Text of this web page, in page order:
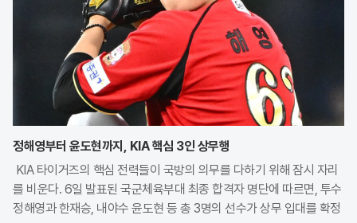
정해영부터 윤도현까지, KIA 핵심 3인 상무행
KIA 타이거즈의 핵심 전력들이 국방의 의무를 다하기 위해 잠시 자리
를 비운다. 6일 발표된 국군체육부대 최종 합격자 명단에 따르면, 투수
정해영과 한재승, 내야수 윤도현 등 총 3명의 선수가 상무 입대를 확정